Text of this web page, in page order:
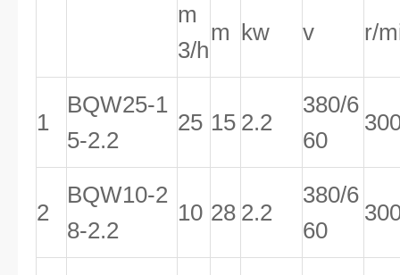
m
3/h
m kw v r/
1
BQW25-1
5-2.2
25 15 2.2
380/6
60
2
BQW10-2
8-2.2
10 28 2.2
380/6
60